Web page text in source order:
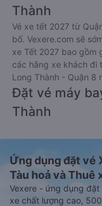
Thành
Vé xe tết 2027 từ
bố. Vexere.com sẽ
xe Tết 2027 bao gồm
các hãng xe khách đi
Long Thành - Quận 8
Đặt vé máy
Thành
Ứng dụng đặt vé
Tàu hoả và Thuê
Vexere - ứng dụng
xe chất lượng cao,